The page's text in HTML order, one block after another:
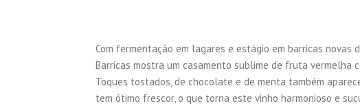
Com fermentação em lagares e estágio em barricas novas
Barricas mostra um casamento sublime de fruta vermelha
Toques tostados, de chocolate e de menta também
tem ótimo frescor, o que torna este vinho harmonioso e